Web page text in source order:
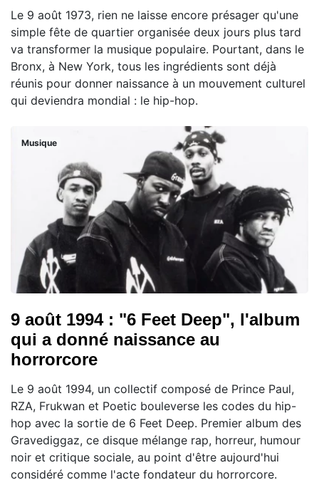
Le 9 août 1973, rien ne laisse encore présager qu'une
simple fête de quartier organisée deux jours plus tard
va transformer la musique populaire. Pourtant, dans le
Bronx, à New York, tous les ingrédients sont déjà
réunis pour donner naissance à un mouvement culturel
qui deviendra mondial : le hip-hop.
Musique
9 août 1994 : "6 Feet Deep", l'album
qui a donné naissance au
horrorcore
Le 9 août 1994, un collectif composé de Prince Paul,
RZA, Frukwan et Poetic bouleverse les codes du hip-
hop avec la sortie de 6 Feet Deep. Premier album des
Gravediggaz, ce disque mélange rap, horreur, humour
noir et critique sociale, au point d'être aujourd'hui
considéré comme l'acte fondateur du horrorcore.